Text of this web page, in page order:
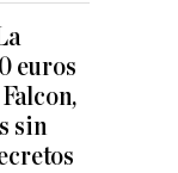
euros
sin